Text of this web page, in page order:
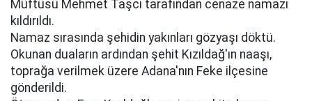
Müftüsü Mehmet Taşcı tarafından cenaze namazı
kıldırıldı.
Namaz sırasında şehidin yakınları gözyaşı döktü.
Okunan duaların ardından şehit Kızıldağ'ın naaşı,
toprağa verilmek üzere Adana'nın Feke ilçesine
gönderildi.